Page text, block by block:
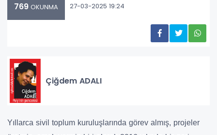
769 OKUNMA 27-03-2025 19:24
Çiğdem ADALI
Yıllarca sivil toplum kuruluşlarında görev almış, projeler